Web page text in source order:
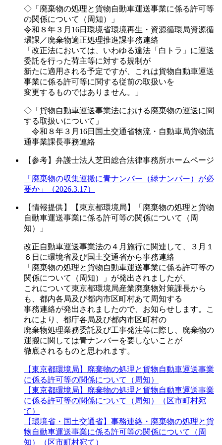
◇「廃棄物の処理と貨物自動車運送事業に係る許可等
の関係について（周知）」
令和８年３月16日環境省環境再生・資源循環局資源循
環課／廃棄物適正処理推進課事務連絡
「改正法においては、いわゆる違法「白トラ」に運送
委託を行った荷主等に対する規制が
新たに適用される予定ですが、これは貨物自動車運送
事業に係る許可等に関する従前の取扱いを
変更するものではありません。」
◇「貨物自動車運送事業法における廃棄物の運送に関
する取扱いについて」
令和８年３月16日国土交通省物流・自動車局貨物流
通事業課長事務連絡
【参考】弁護士法人芝田総合法律事務所ホームページ
「廃棄物の収集運搬に青ナンバー（緑ナンバー）が必
要か」（2026.3.17）
【情報提供】【東京都環境局】「廃棄物の処理と貨物
自動車運送事業に係る許可等の関係について（周
知）」
改正自動車運送事業法の４月施行に関連して、３月１
６日に環境省及び国土交通省から事務連絡
「廃棄物の処理と貨物自動車運送事業に係る許可等の
関係について（周知）」が発出されましたが、
これについて東京都環境局産業廃棄物対策課長から
も、都内各局及び都内市区町村あて周知する
事務連絡が発出されましたので、お知らせします。こ
れにより、都庁各局及び都内市区町村の
廃棄物処理業務委託及び工事発注等に際し、廃棄物の
運搬に関しては青ナンバーを要しないことが
徹底されるものと思われます。
【東京都環境局】廃棄物の処理と貨物自動車運送事業
に係る許可等の関係について（周知）
【東京都環境局】廃棄物の処理と貨物自動車運送事業
に係る許可等の関係について（周知）（区市町村宛
て）
【環境省・国土交通省】事務連絡・廃棄物の処理と貨
物自動車運送事業に係る許可等の関係について（周
知）（区市町村宛て）